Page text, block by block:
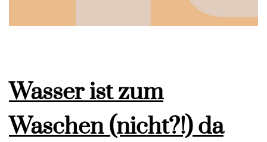
Wasser ist zum
Waschen (nicht?!) da